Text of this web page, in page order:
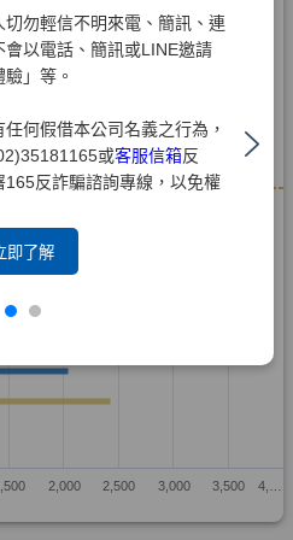
勿輕信不明來電、簡訊、連
以電話、簡訊或LINE邀請
」等。
何假借本公司名義之行為，
或客服信箱反
反詐騙諮詢專線，以免權
即了解